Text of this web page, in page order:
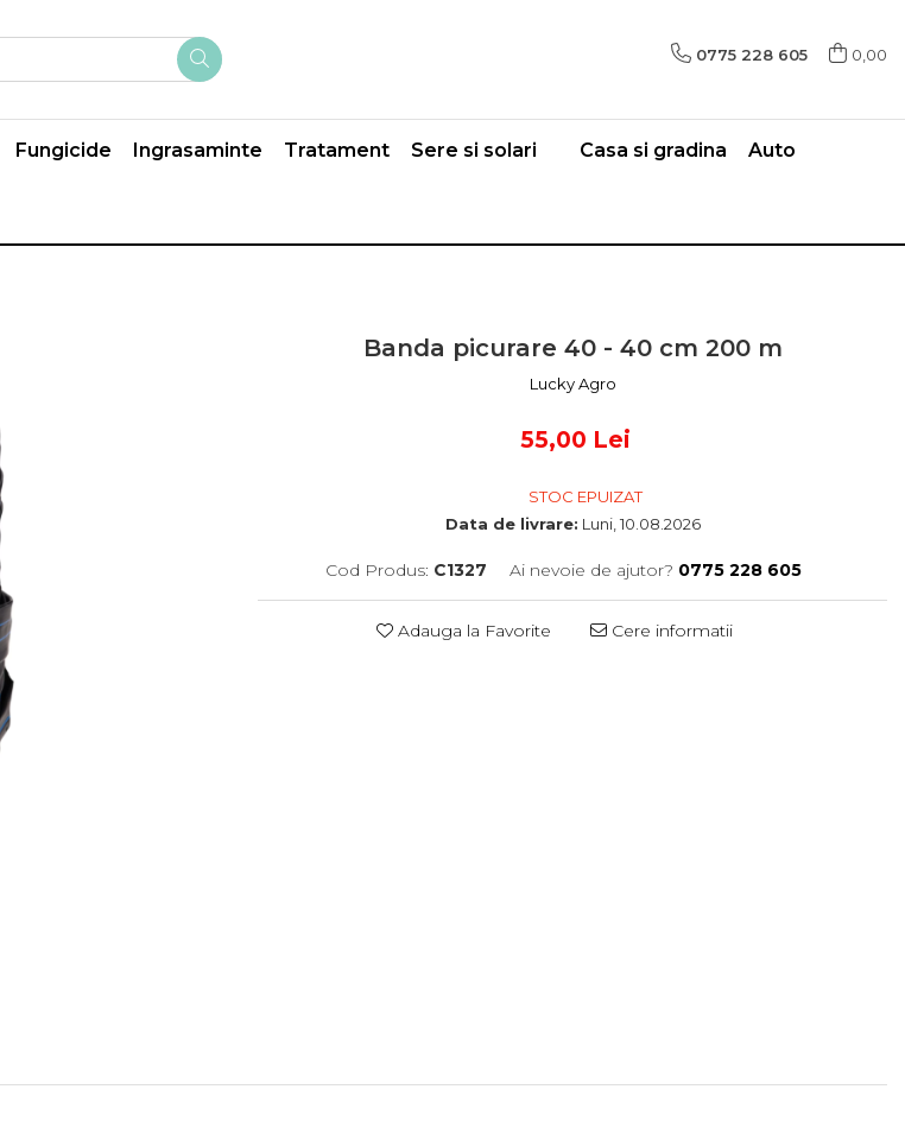
0775 228 605 0,00
Fungicide Ingrasaminte Tratament Sere si solari Casa si gradina Auto
Banda picurare 40 - 40 cm 200 m
Lucky Agro
55,00 Lei
STOC EPUIZAT
Data de livrare: Luni, 10.08.2026
Cod Produs: C1327 Ai nevoie de ajutor? 0775 228 605
Adauga la Favorite Cere informatii